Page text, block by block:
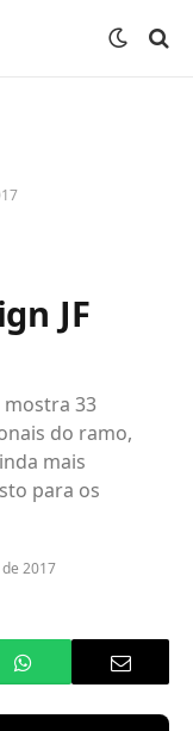
JF
mostra 33
do ramo,
mais
para os
2017